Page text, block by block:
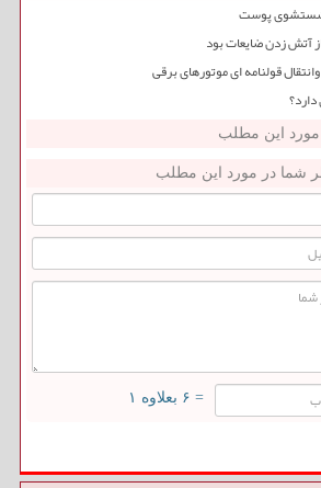
شستشوی پوست
قولنامه ای موتورهای برقی
مورد این مطلب
شما در مورد این مطلب
= ۶ بعلاوه ۱